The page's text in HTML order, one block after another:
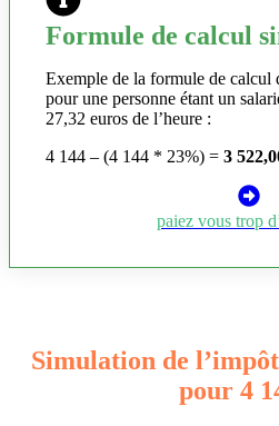
Formule de calcul
Exemple de la formule de calcul
pour une personne étant un
27,32 euros de l’heure :
4 144 – (4 144 * 23%) = 3
paiez vous trop
Simulation de
pour 4